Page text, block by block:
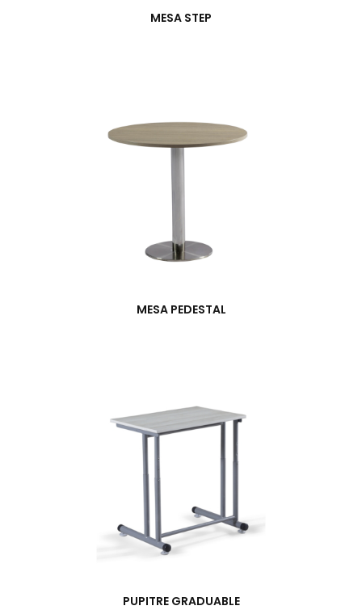
MESA STEP
MESA PEDESTAL
PUPITRE GRADUABLE